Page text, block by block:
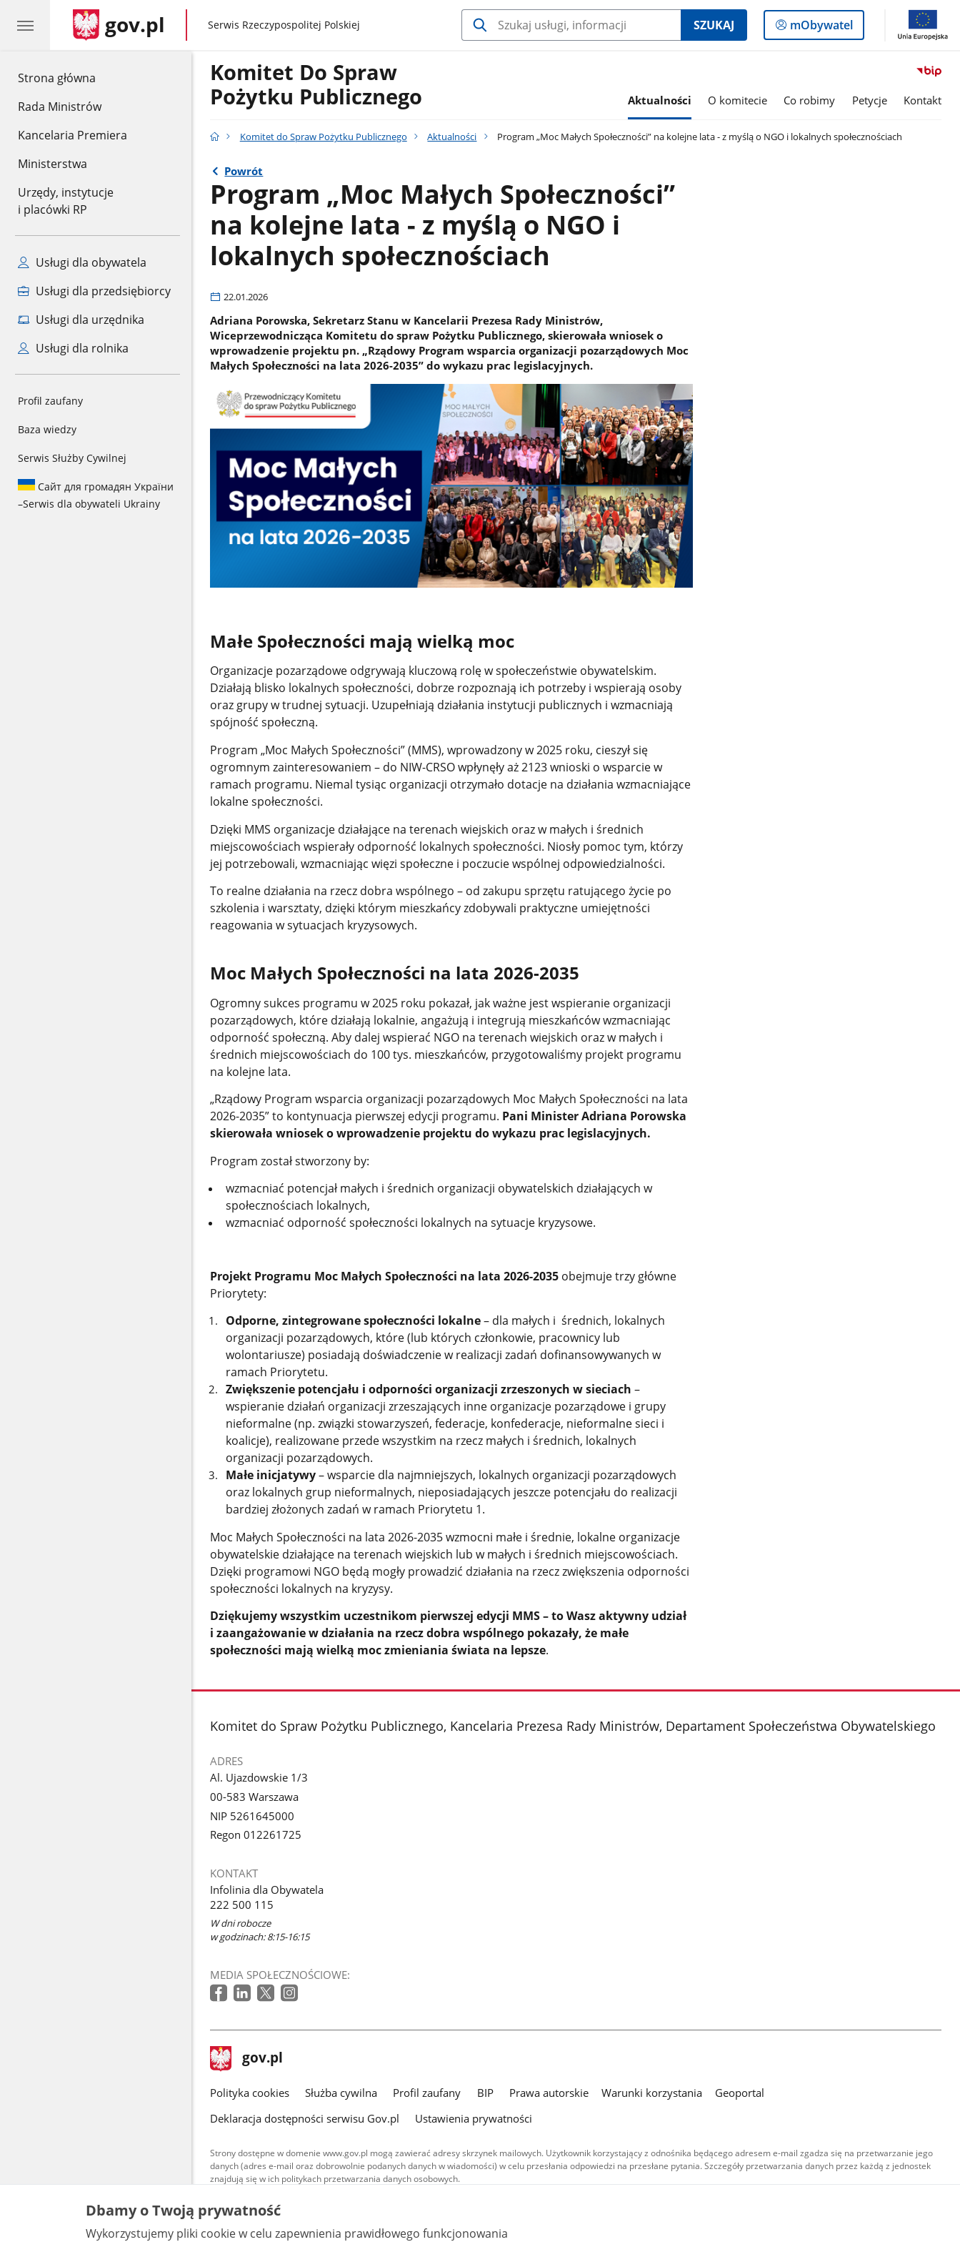
Strona główna
Rada Ministrów
Kancelaria Premiera
Ministerstwa
Urzędy, instytucje
i placówki RP
Usługi dla obywatela
Usługi dla przedsiębiorcy
Usługi dla urzędnika
Usługi dla rolnika
Profil zaufany
Baza wiedzy
Serwis Służby Cywilnej
Сайт для громадян України
–Serwis dla obywateli Ukrainy
gov.pl gov.pl
Serwis Rzeczypospolitej Polskiej SZUKAJ
Logowanie
do
mObywatel
Komitet Do Spraw
Pożytku Publicznego
Aktualności O komitecie Co robimy Petycje Kontakt
Komitet do Spraw Pożytku Publicznego Aktualności Program „Moc Małych Społeczności” na kolejne lata - z myślą o NGO i lokalnych społecznościach
Powrót
Program „Moc Małych Społeczności”
na kolejne lata - z myślą o NGO i
lokalnych społecznościach
22.01.2026
Adriana Porowska, Sekretarz Stanu w Kancelarii Prezesa Rady Ministrów,
Wiceprzewodnicząca Komitetu do spraw Pożytku Publicznego, skierowała wniosek o
wprowadzenie projektu pn. „Rządowy Program wsparcia organizacji pozarządowych Moc
Małych Społeczności na lata 2026-2035” do wykazu prac legislacyjnych.
Małe Społeczności mają wielką moc
Organizacje pozarządowe odgrywają kluczową rolę w społeczeństwie obywatelskim.
Działają blisko lokalnych społeczności, dobrze rozpoznają ich potrzeby i wspierają osoby
oraz grupy w trudnej sytuacji. Uzupełniają działania instytucji publicznych i wzmacniają
spójność społeczną.
Program „Moc Małych Społeczności” (MMS), wprowadzony w 2025 roku, cieszył się
ogromnym zainteresowaniem – do NIW-CRSO wpłynęły aż 2123 wnioski o wsparcie w
ramach programu. Niemal tysiąc organizacji otrzymało dotacje na działania wzmacniające
lokalne społeczności.
Dzięki MMS organizacje działające na terenach wiejskich oraz w małych i średnich
miejscowościach wspierały odporność lokalnych społeczności. Niosły pomoc tym, którzy
jej potrzebowali, wzmacniając więzi społeczne i poczucie wspólnej odpowiedzialności.
To realne działania na rzecz dobra wspólnego – od zakupu sprzętu ratującego życie po
szkolenia i warsztaty, dzięki którym mieszkańcy zdobywali praktyczne umiejętności
reagowania w sytuacjach kryzysowych.
Moc Małych Społeczności na lata 2026-2035
Ogromny sukces programu w 2025 roku pokazał, jak ważne jest wspieranie organizacji
pozarządowych, które działają lokalnie, angażują i integrują mieszkańców wzmacniając
odporność społeczną. Aby dalej wspierać NGO na terenach wiejskich oraz w małych i
średnich miejscowościach do 100 tys. mieszkańców, przygotowaliśmy projekt programu
na kolejne lata.
„Rządowy Program wsparcia organizacji pozarządowych Moc Małych Społeczności na lata
2026-2035” to kontynuacja pierwszej edycji programu. Pani Minister Adriana Porowska
skierowała wniosek o wprowadzenie projektu do wykazu prac legislacyjnych.
Program został stworzony by:
wzmacniać potencjał małych i średnich organizacji obywatelskich działających w
społecznościach lokalnych,
wzmacniać odporność społeczności lokalnych na sytuacje kryzysowe.
Projekt Programu Moc Małych Społeczności na lata 2026-2035obejmuje trzy główne
Priorytety:
Odporne, zintegrowane społeczności lokalne– dla małych i średnich, lokalnych
organizacji pozarządowych, które (lub których członkowie, pracownicy lub
wolontariusze) posiadają doświadczenie w realizacji zadań dofinansowywanych w
ramach Priorytetu.
Zwiększenie potencjału i odporności organizacji zrzeszonych w sieciach –
wspieranie działań organizacji zrzeszających inne organizacje pozarządowe i grupy
nieformalne (np. związki stowarzyszeń, federacje, konfederacje, nieformalne sieci i
koalicje), realizowane przede wszystkim na rzecz małych i średnich, lokalnych
organizacji pozarządowych.
Małe inicjatywy– wsparcie dla najmniejszych, lokalnych organizacji pozarządowych
oraz lokalnych grup nieformalnych, nieposiadających jeszcze potencjału do realizacji
bardziej złożonych zadań w ramach Priorytetu 1.
Moc Małych Społeczności na lata 2026-2035 wzmocni małe i średnie, lokalne organizacje
obywatelskie działające na terenach wiejskich lub w małych i średnich miejscowościach.
Dzięki programowi NGO będą mogły prowadzić działania na rzecz zwiększenia odporności
społeczności lokalnych na kryzysy.
Dziękujemy wszystkim uczestnikom pierwszej edycji MMS – to Wasz aktywny udział
i zaangażowanie w działania na rzecz dobra wspólnego pokazały, że małe
społeczności mają wielką moc zmieniania świata na lepsze.
stopka
Komitet do Spraw Pożytku Publicznego, Kancelaria Prezesa Rady Ministrów, Departament Społeczeństwa Obywatelskiego
ADRES
Al. Ujazdowskie 1/3
00-583 Warszawa
NIP 5261645000
Regon 012261725
KONTAKT
Infolinia dla Obywatela
222 500 115
W dni robocze
w godzinach: 8:15-16:15
MEDIA SPOŁECZNOŚCIOWE:
stopka
gov.pl Strona
gov.pl
gov.pl
Polityka cookies Służba cywilna Profil zaufany BIP Prawa autorskie Warunki korzystania
Geoportal
Deklaracja dostępności serwisu Gov.pl
Ustawienia prywatności
Strony dostępne w domenie www.gov.pl mogą zawierać adresy skrzynek mailowych. Użytkownik korzystający z odnośnika będącego adresem e-mail zgadza się na przetwarzanie jego
danych (adres e-mail oraz dobrowolnie podanych danych w wiadomości) w celu przesłania odpowiedzi na przesłane pytania. Szczegóły przetwarzania danych przez każdą z jednostek
znajdują się w ich politykach przetwarzania danych osobowych.
Treści tekstowe publikowane w serwisie (z wyłączeniem treści audiowizualnych), są
udostępniane na licencji typu Creative Commons: uznanie autorstwa - na tych samych
warunkach 4.0 (CC BY-SA 4.0). Materiały audiowizualne, w tym zdjęcia, materiały audio i wideo,
są udostępniane na licencji typu Creative Commons: uznanie autorstwa użycie niekomercyjne -
Dbamy o Twoją prywatność
Wykorzystujemy pliki cookie w celu zapewnienia prawidłowego funkcjonowania